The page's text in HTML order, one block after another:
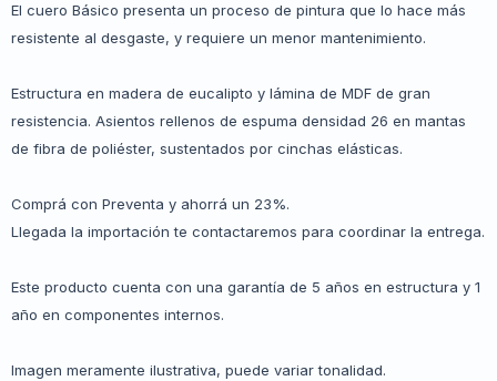
El cuero Básico presenta un proceso de pintura que lo hace más
resistente al desgaste, y requiere un menor mantenimiento.
Estructura en madera de eucalipto y lámina de MDF de gran
resistencia. Asientos rellenos de espuma densidad 26 en mantas
de fibra de poliéster, sustentados por cinchas elásticas.
Comprá con Preventa y ahorrá un 23%.
Llegada la importación te contactaremos para coordinar la entrega.
Este producto cuenta con una garantía de 5 años en estructura y 1
año en componentes internos.
Imagen meramente ilustrativa, puede variar tonalidad.